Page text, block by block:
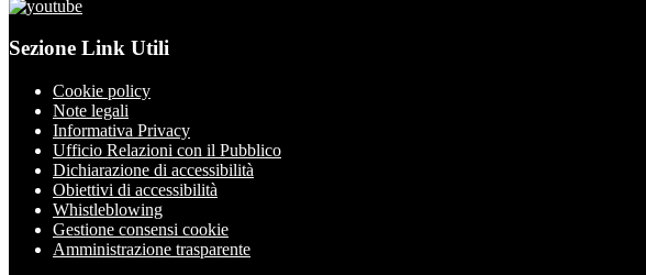
Sezione Link Utili
Cookie policy
Note legali
Informativa Privacy
Ufficio Relazioni con il Pubblico
Dichiarazione di accessibilità
Obiettivi di accessibilità
Whistleblowing
Gestione consensi cookie
Amministrazione trasparente